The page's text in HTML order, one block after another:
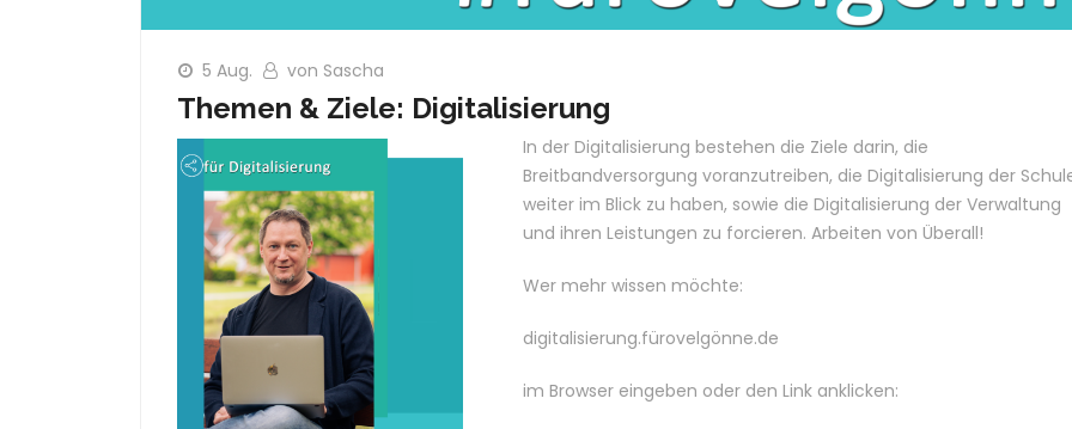
5 Aug. von Sascha
Themen & Ziele: Digitalisierung
In der Digitalisierung bestehen die Ziele darin, die
Breitbandversorgung voranzutreiben, die Digitalisierung der
weiter im Blick zu haben, sowie die Digitalisierung der Verwaltung
und ihren Leistungen zu forcieren. Arbeiten von Überall!
Wer mehr wissen möchte:
digitalisierung.fürovelgönne.de
im Browser eingeben oder den Link anklicken: